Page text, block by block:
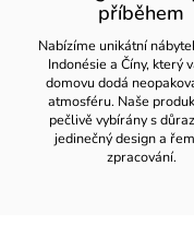
příběhem
Nabízíme unikátní
Indonésie a Číny, který
domovu dodá
atmosféru. Naše
pečlivě vybírány s
jedinečný design a
zpracování.